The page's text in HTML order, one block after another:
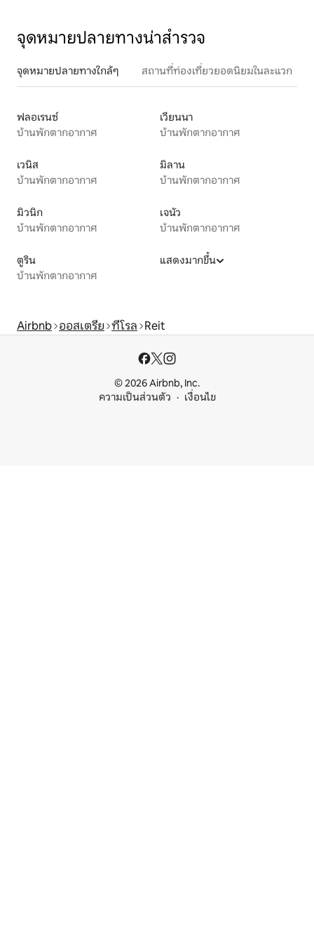
จุดหมายปลายทางน่าสำรวจ
จุดหมายปลายทางใกล้ๆ สถานที่ท่องเที่ยวยอดนิยมในละแวก
ฟลอเรนซ์
บ้านพักตากอากาศ
เวียนนา
บ้านพักตากอากาศ
เวนิส
บ้านพักตากอากาศ
มิลาน
บ้านพักตากอากาศ
มิวนิก
บ้านพักตากอากาศ
เจนัว
บ้านพักตากอากาศ
ตูริน
บ้านพักตากอากาศ
แสดงมากขึ้น
Airbnb ออสเตรีย ทีโรล Reit
© 2026 Airbnb, Inc.
ความเป็นส่วนตัว
เงื่อนไข